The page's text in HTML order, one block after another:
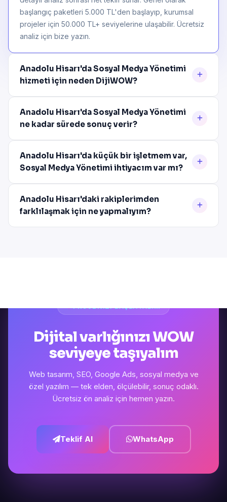
başlangıç paketleri 5.000 TL'den başlayıp, kurumsal
projeler için 50.000 TL+ seviyelerine ulaşabilir. Ücretsiz
analiz için bize yazın.
Anadolu Hisarı'da Sosyal Medya Yönetimi
hizmeti için neden DijiWOW?
Anadolu Hisarı'da Sosyal Medya Yönetimi
ne kadar sürede sonuç verir?
Anadolu Hisarı'da küçük bir işletmem var,
Sosyal Medya Yönetimi ihtiyacım var mı?
Anadolu Hisarı'daki rakiplerimden
farklılaşmak için ne yapmalıyım?
Dijital varlığınızı WOW
seviyeye taşıyalım
Web tasarım, SEO, Google Ads, sosyal medya ve
özel yazılım — tek elden, ölçülebilir, sonuç odaklı.
Ücretsiz ön analiz için hemen yazın.
Teklif Al WhatsApp